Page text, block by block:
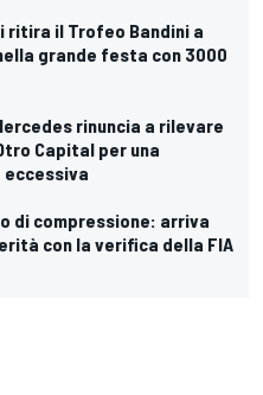
ritira il Trofeo Bandini a
grande festa con 3000
rinuncia a rilevare
Capital per una
di compressione: arriva
con la verifica della FIA